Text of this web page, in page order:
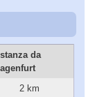
da
2 km